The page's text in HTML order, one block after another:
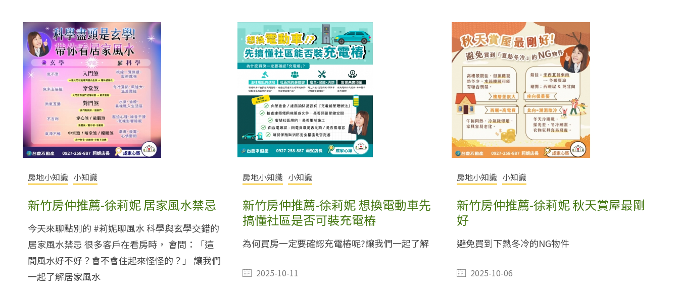
房地小知識 小知識
新竹房仲推薦-徐莉妮 居家風水禁忌
今天來聊點別的 #莉妮聊風水 科學與玄學交錯的
居家風水禁忌 很多客戶在看房時， 會問：「這
間風水好不好？會不會住起來怪怪的？」 讓我們
一起了解居家風水
房地小知識 小知識
新竹房仲推薦-徐莉妮 想換電動車先
搞懂社區是否可裝充電樁
為何買房一定要確認充電樁呢?讓我們一起了解
2025-10-11
房地小知識 小知識
新竹房仲推薦-徐莉妮 秋天賞屋最剛
好
避免買到下熱冬冷的NG物件
2025-10-06